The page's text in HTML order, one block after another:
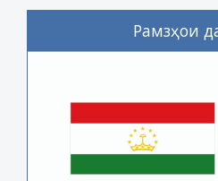
Рамзҳои